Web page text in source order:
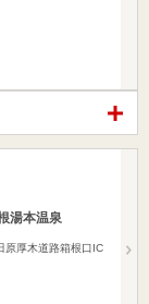
湯本温泉
原厚木道路箱根口IC